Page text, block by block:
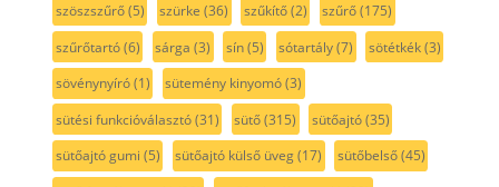
szöszszűrő(5) szürke (36) szűkítő(2) szűrő(175)
szűrőtartó(6) sárga (3) sín(5) sótartály(7) sötétkék(3)
sövénynyíró(1) sütemény kinyomó(3)
sütési funkcióválasztó(31) sütő(315) sütőajtó(35)
sütőajtó gumi (5) sütőajtó külső üveg(17) sütőbelső(45)